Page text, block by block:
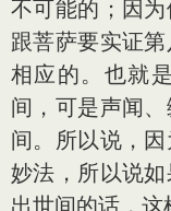
不可能的；因
跟菩萨要实证
相应的。也就
间，可是声闻
间。所以说，
妙法，所以说
出世间的话，这